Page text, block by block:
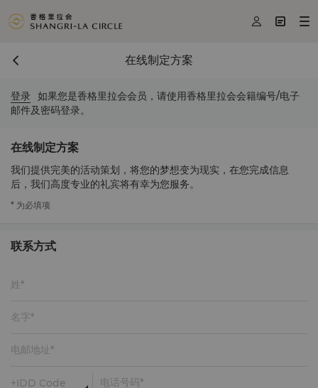
  
在线制定方案
登录 如果您是香格里拉会会员，请使用香格里拉会会籍编号/电子
邮件及密码登录。
在线制定方案
我们提供完美的活动策划，将您的梦想变为现实，在您完成信息
后，我们高度专业的礼宾将有幸为您服务。
* 为必填项
联系方式